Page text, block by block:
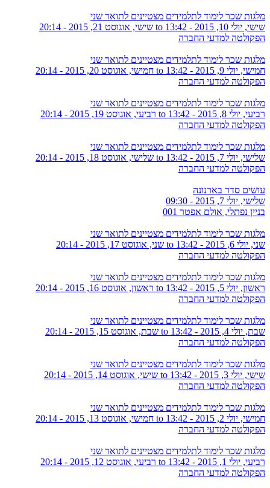
מלגות שכר לימוד לתלמידים מצטיינים לתואר שני
שישי, יולי 10, 2015 - 13:42
שישי, אוגוסט 21, 2015 - 20:14
הפקולטה למדעי החברה
מלגות שכר לימוד לתלמידים מצטיינים לתואר שני
חמישי, יולי 9, 2015 - 13:42
חמישי, אוגוסט 20, 2015 - 20:14
הפקולטה למדעי החברה
מלגות שכר לימוד לתלמידים מצטיינים לתואר שני
רביעי, יולי 8, 2015 - 13:42
רביעי, אוגוסט 19, 2015 - 20:14
הפקולטה למדעי החברה
מלגות שכר לימוד לתלמידים מצטיינים לתואר שני
שלישי, יולי 7, 2015 - 13:42
שלישי, אוגוסט 18, 2015 - 20:14
הפקולטה למדעי החברה
עושים סדר בארנונה
שלישי, יולי 7, 2015 - 09:30
בניין נפתלי, אולם אפטר 001
מלגות שכר לימוד לתלמידים מצטיינים לתואר שני
שני, יולי 6, 2015 - 13:42
שני, אוגוסט 17, 2015 - 20:14
הפקולטה למדעי החברה
מלגות שכר לימוד לתלמידים מצטיינים לתואר שני
ראשון, יולי 5, 2015 - 13:42
ראשון, אוגוסט 16, 2015 - 20:14
הפקולטה למדעי החברה
מלגות שכר לימוד לתלמידים מצטיינים לתואר שני
שבת, יולי 4, 2015 - 13:42
שבת, אוגוסט 15, 2015 - 20:14
הפקולטה למדעי החברה
מלגות שכר לימוד לתלמידים מצטיינים לתואר שני
שישי, יולי 3, 2015 - 13:42
שישי, אוגוסט 14, 2015 - 20:14
הפקולטה למדעי החברה
מלגות שכר לימוד לתלמידים מצטיינים לתואר שני
חמישי, יולי 2, 2015 - 13:42
חמישי, אוגוסט 13, 2015 - 20:14
הפקולטה למדעי החברה
מלגות שכר לימוד לתלמידים מצטיינים לתואר שני
רביעי, יולי 1, 2015 - 13:42
רביעי, אוגוסט 12, 2015 - 20:14
הפקולטה למדעי החברה